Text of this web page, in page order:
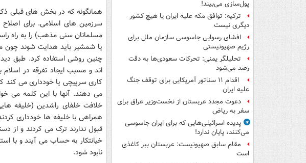
پول‌سازی می‌بیند!
ترکیه: توافق مکه علیه ایران یا هیچ کشور
دیگری نیست
افشای رسوایی جاسوسی سازمان ملل برای
رژیم صهیونیستی
تحلیلگر یمنی: تحرکات سعودی‌ها به دقت
رصد می‌شود
اقدام ۱۱ سناتور آمریکایی برای توقف جنگ
علیه ایران
دعوت مجدد عربستان از نخست‌وزیر عراق برای
سفر به ریاض
پدیده اسرائیلی‌هایی که برای ایران جاسوسی
می‌کنند، پایان ندارد!
مقام سابق صهیونیست: عربستان ببر کاغذی
است
همانگونه که در بخش های قبلی
سرزمین های اسلامی. برای اصلاح
مسلمانان سنی مذهب) را به راه
یا شمشیر باید هدایت شوند چون
چنین روشی استفاده کرد. طبق
اند و مسبب ایجاد تفرقه در
کاری سرپیچی یا خودداری می کند
می دهند. آنها با این کلمه می
خلافت خلفای راشدین (خلیفه
همراهی با خلیفه ها خودداری
قبول ندارند ترک می کردند و از
خیانتکار به حساب می آیند و با
نابود شود.